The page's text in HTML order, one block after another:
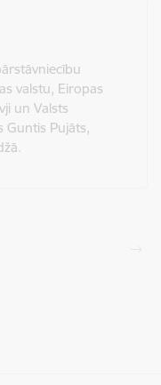
valstu, Eiropas
un Valsts
Guntis Pujāts,